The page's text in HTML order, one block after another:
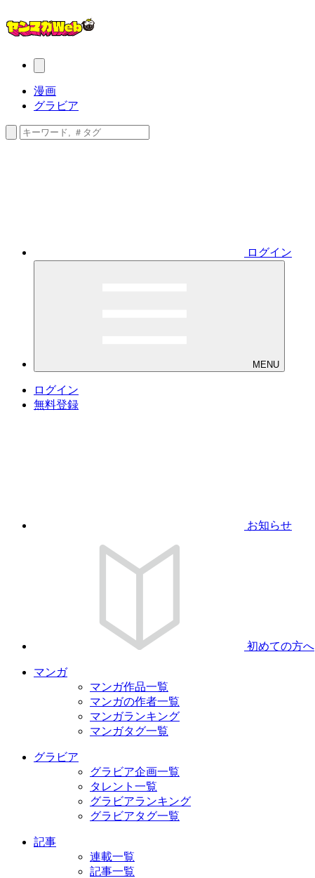
漫画
グラビア
ログイン
MENU
ログイン
無料登録
お知らせ
初めての方へ
マンガ
マンガ作品一覧
マンガの作者一覧
マンガランキング
マンガタグ一覧
グラビア
グラビア企画一覧
タレント一覧
グラビアランキング
グラビアタグ一覧
記事
連載一覧
記事一覧